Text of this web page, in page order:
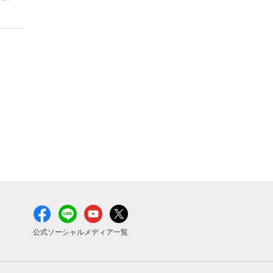
公式ソーシャルメディア一覧